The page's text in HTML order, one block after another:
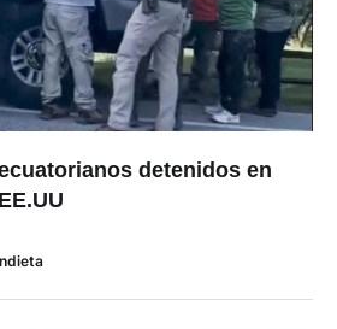
detenidos en